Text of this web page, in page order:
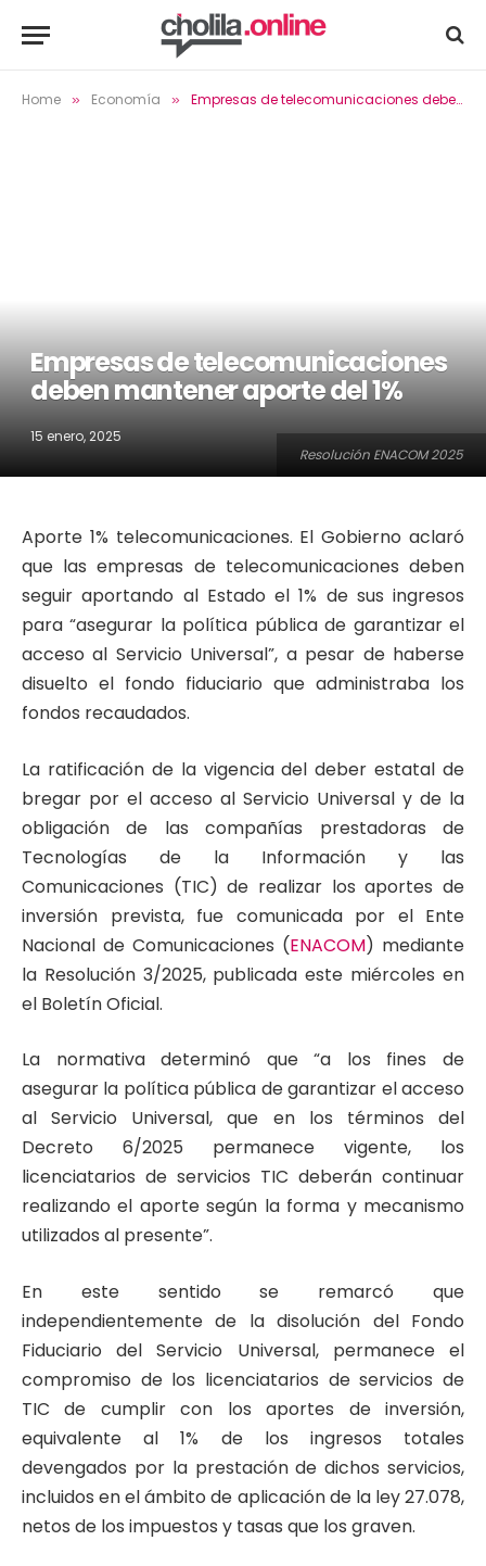
Home » Economía » Empresas de telecomunicaciones deben mantener aporte del 1%
Resolución ENACOM 2025
Empresas de telecomunicaciones
deben mantener aporte del 1%
15 enero, 2025
Aporte 1% telecomunicaciones. El Gobierno aclaró
que las empresas de telecomunicaciones deben
seguir aportando al Estado el 1% de sus ingresos
para “asegurar la política pública de garantizar el
acceso al Servicio Universal”, a pesar de haberse
disuelto el fondo fiduciario que administraba los
fondos recaudados.
La ratificación de la vigencia del deber estatal de
bregar por el acceso al Servicio Universal y de la
obligación de las compañías prestadoras de
Tecnologías de la Información y las
Comunicaciones (TIC) de realizar los aportes de
inversión prevista, fue comunicada por el Ente
Nacional de Comunicaciones (ENACOM) mediante
la Resolución 3/2025, publicada este miércoles en
el Boletín Oficial.
La normativa determinó que “a los fines de
asegurar la política pública de garantizar el acceso
al Servicio Universal, que en los términos del
Decreto 6/2025 permanece vigente, los
licenciatarios de servicios TIC deberán continuar
realizando el aporte según la forma y mecanismo
utilizados al presente”.
En este sentido se remarcó que
independientemente de la disolución del Fondo
Fiduciario del Servicio Universal, permanece el
compromiso de los licenciatarios de servicios de
TIC de cumplir con los aportes de inversión,
equivalente al 1% de los ingresos totales
devengados por la prestación de dichos servicios,
incluidos en el ámbito de aplicación de la ley 27.078,
netos de los impuestos y tasas que los graven.